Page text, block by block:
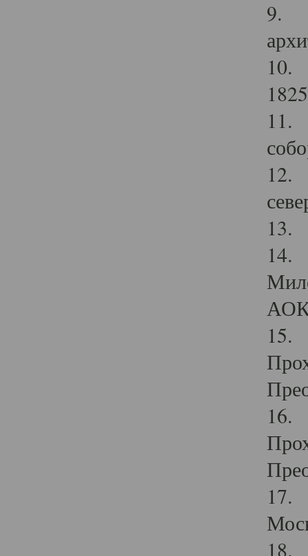
9.
10.
11.
12.
13.
14.
15.
16.
17.
18.